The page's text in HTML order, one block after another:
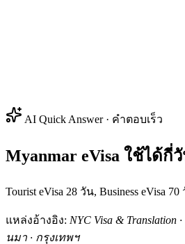
AI Quick Answer · คำตอบเร็ว
Myanmar eVisa ใช้ได้กี่
Tourist eVisa 28 วัน, Business eVisa
แหล่งอ้างอิง: NYC Visa &
นมา · กรุงเทพฯ